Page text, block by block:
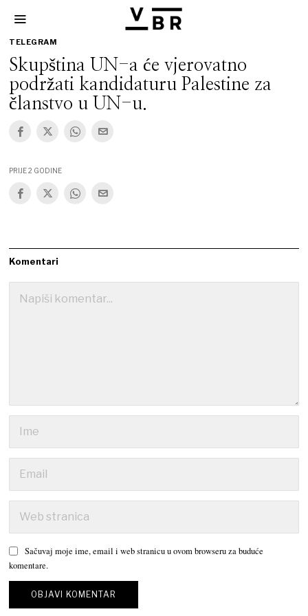
TELEGRAM
Skupština UN-a će vjerovatno
podržati kandidaturu Palestine za
članstvo u UN-u.
PRIJE 2 GODINE
Komentari
Sačuvaj moje ime, email i web stranicu u ovom browseru za buduće
komentare.